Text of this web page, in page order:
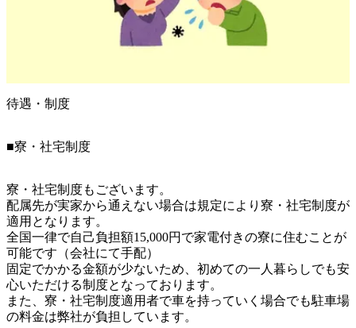
待遇・制度
■寮・社宅制度
寮・社宅制度もございます。
配属先が実家から通えない場合は規定により寮・社宅制度が
適用となります。
全国一律で自己負担額15,000円で家電付きの寮に住むことが
可能です（会社にて手配）
固定でかかる金額が少ないため、初めての一人暮らしでも安
心いただける制度となっております。
また、寮・社宅制度適用者で車を持っていく場合でも駐車場
の料金は弊社が負担しています。